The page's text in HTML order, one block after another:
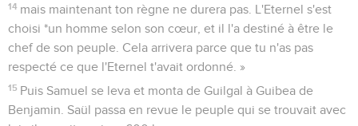
14 mais maintenant ton règne ne durera pas. L'Eternel s'est
choisi *un homme selon son cœur, et il l'a destiné à être le
chef de son peuple. Cela arrivera parce que tu n'as pas
respecté ce que l'Eternel t'avait ordonné. »
15 Puis Samuel se leva et monta de Guilgal à Guibea de
Benjamin. Saül passa en revue le peuple qui se trouvait avec